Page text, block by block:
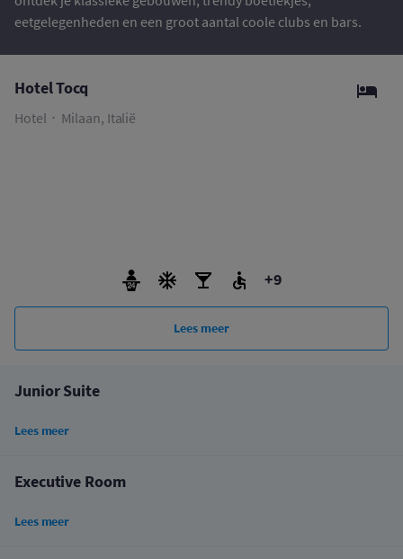
eetgelegenheden en een groot aantal coole clubs en bars.
Hotel Tocq
Hotel Milaan, Italië
+9
Lees meer
Junior Suite
Lees meer
Executive Room
Lees meer